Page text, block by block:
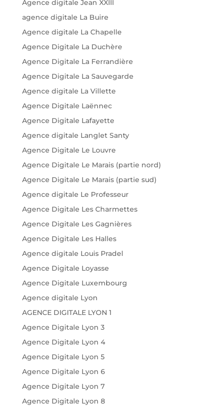
Agence digitale Jean XXIII
agence digitale La Buire
Agence digitale La Chapelle
Agence Digitale La Duchère
Agence Digitale La Ferrandière
Agence Digitale La Sauvegarde
Agence digitale La Villette
Agence Digitale Laënnec
Agence Digitale Lafayette
Agence digitale Langlet Santy
Agence Digitale Le Louvre
Agence Digitale Le Marais (partie nord)
Agence Digitale Le Marais (partie sud)
Agence digitale Le Professeur
Agence Digitale Les Charmettes
Agence Digitale Les Gagnières
Agence Digitale Les Halles
Agence digitale Louis Pradel
Agence Digitale Loyasse
Agence Digitale Luxembourg
Agence digitale Lyon
AGENCE DIGITALE LYON 1
Agence Digitale Lyon 3
Agence Digitale Lyon 4
Agence Digitale Lyon 5
Agence Digitale Lyon 6
Agence Digitale Lyon 7
Agence Digitale Lyon 8